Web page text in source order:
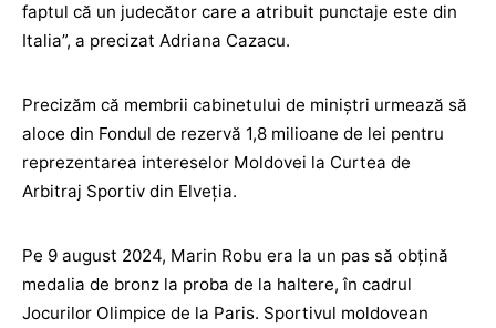
faptul că un judecător care a atribuit punctaje este din
Italia”, a precizat Adriana Cazacu.
Precizăm că membrii cabinetului de miniștri urmează să
aloce din Fondul de rezervă 1,8 milioane de lei pentru
reprezentarea intereselor Moldovei la Curtea de
Arbitraj Sportiv din Elveția.
Pe 9 august 2024, Marin Robu era la un pas să obțină
medalia de bronz la proba de la haltere, în cadrul
Jocurilor Olimpice de la Paris. Sportivul moldovean